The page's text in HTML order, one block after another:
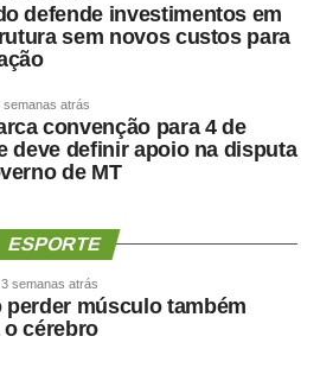
defende investimentos em
sem novos custos para
semanas atrás
convenção para 4 de
deve definir apoio na disputa
de MT
ESPORTE
3 semanas atrás
perder músculo também
o cérebro